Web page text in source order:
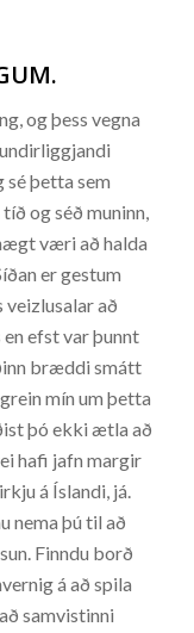
og þess vegna
sé þetta sem
og séð muninn,
væri að halda
er gestum
að
efst var þunnt
bræddi smátt
mín um þetta
þó ekki ætla að
hafi jafn margir
á Íslandi, já.
nema þú til að
Finndu borð
á að spila
samvistinni